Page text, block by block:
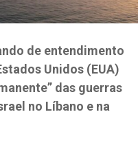
de entendimento
Unidos (EUA)
das guerras
no Líbano e na